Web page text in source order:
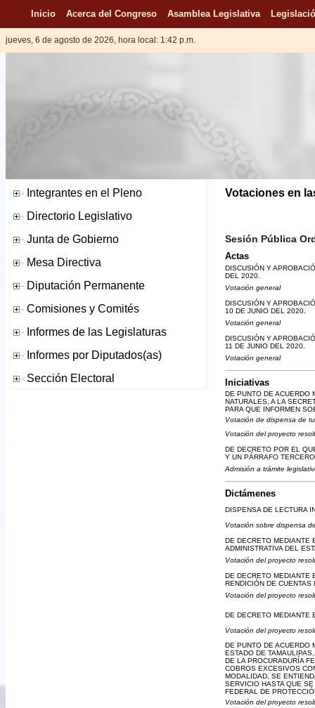
Inicio Acerca del Congreso Asamblea Legislativa
jueves, 6 de agosto de 2026, hora local: 1:42 p.m.
Votaciones en
Sesión Pública
Actas
DISCUSIÓN Y
DEL 2020.
Votación general
DISCUSIÓN Y
10 DE JUNIO DEL 2020.
Votación general
DISCUSIÓN Y
11 DE JUNIO DEL 2020.
Votación general
Iniciativas
DE PUNTO DE ACUERDO
NATURALES, A LA
PARA QUE INFORMEN
Votación de dispensa de
Votación del proyecto
DE DECRETO POR EL
Y UN PÁRRAFO
Admisión a trámite
Dictámenes
DISPENSA DE LECTURA
Votación sobre dispensa
DE DECRETO MEDIANTE
ADMINISTRATIVA DEL
Votación del proyecto
DE DECRETO MEDIANTE
RENDICIÓN DE
Votación del proyecto
DE DECRETO MEDIANTE
Votación del proyecto
DE PUNTO DE ACUERDO
ESTADO DE
DE LA PROCURADURÍA
COBROS EXCESIVOS
MODALIDAD, SE
SERVICIO HASTA QUE
FEDERAL DE
Votación del proyecto